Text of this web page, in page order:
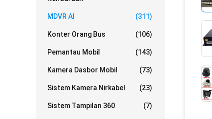
MDVR AI (311)
Konter Orang Bus (106)
Pemantau Mobil (143)
Kamera Dasbor Mobil (73)
Sistem Kamera Nirkabel (23)
Sistem Tampilan 360 (7)